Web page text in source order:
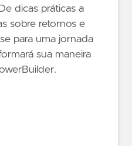
dicas práticas a
sobre retornos e
para uma jornada
sua maneira